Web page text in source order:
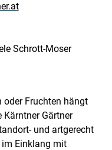
Schrott-Moser
oder Fruchten hängt
Gärtner
und artgerecht
Einklang mit